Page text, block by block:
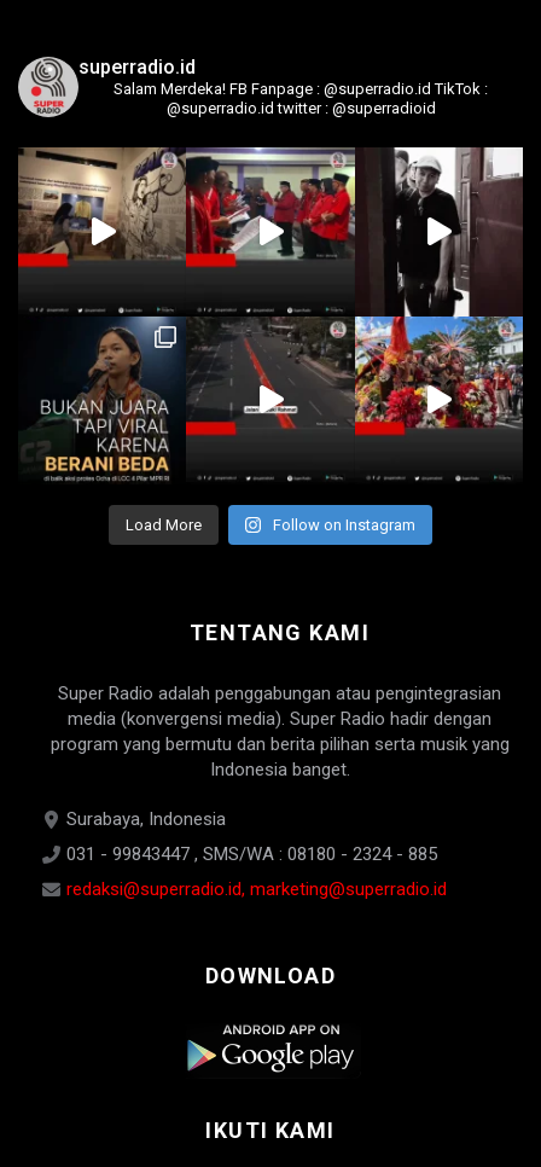
superradio.id
Salam Merdeka! FB Fanpage : @superradio.id TikTok :
@superradio.id twitter : @superradioid
Load More Follow on Instagram
TENTANG KAMI
Super Radio adalah penggabungan atau pengintegrasian
media (konvergensi media). Super Radio hadir dengan
program yang bermutu dan berita pilihan serta musik yang
Indonesia banget.
Surabaya, Indonesia
031 - 99843447 , SMS/WA : 08180 - 2324 - 885
redaksi@superradio.id, marketing@superradio.id
DOWNLOAD
IKUTI KAMI